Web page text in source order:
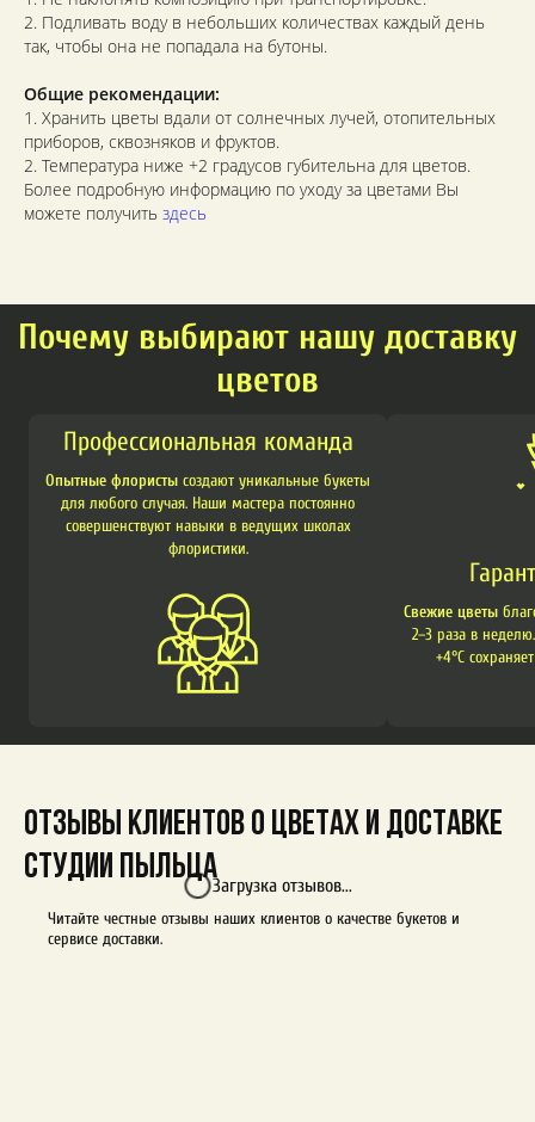
2. Подливать воду в небольших количествах каждый день
так, чтобы она не попадала на бутоны.
Общие рекомендации:
1. Хранить цветы вдали от солнечных лучей, отопительных
приборов, сквозняков и фруктов.
2. Температура ниже +2 градусов губительна для цветов.
Более подробную информацию по уходу за цветами Вы
можете получить здесь
Почему выбирают нашу доставку
цветов
Профессиональная команда
Опытные флористы создают уникальные букеты
для любого случая. Наши мастера постоянно
совершенствуют навыки в ведущих школах
флористики.
Свежие цветы
2–3 раза в
+4°C
Отзывы клиентов о цветах и доставке
студии Пыльца
Читайте честные отзывы наших клиентов о качестве букетов и
сервисе доставки.
Загрузка отзывов...